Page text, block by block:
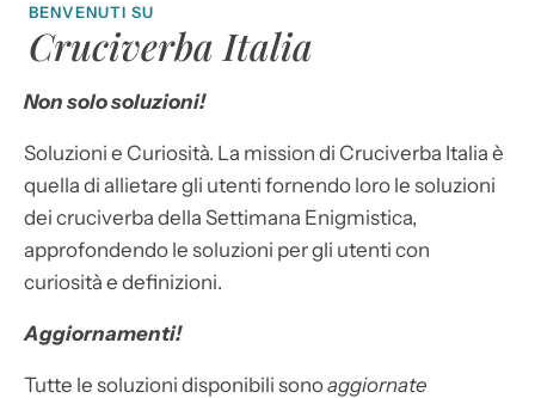
BENVENUTI SU
Cruciverba Italia
Non solo soluzioni!
Soluzioni e Curiosità. La mission di Cruciverba Italia è
quella di allietare gli utenti fornendo loro le soluzioni
dei cruciverba della Settimana Enigmistica,
approfondendo le soluzioni per gli utenti con
curiosità e definizioni.
Aggiornamenti!
Tutte le soluzioni disponibili sonoaggiornate